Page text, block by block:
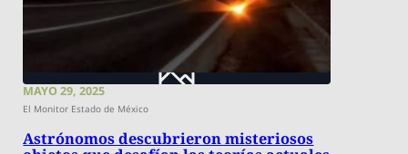
MAYO 29, 2025
El Monitor Estado de México
Astrónomos descubrieron misteriosos